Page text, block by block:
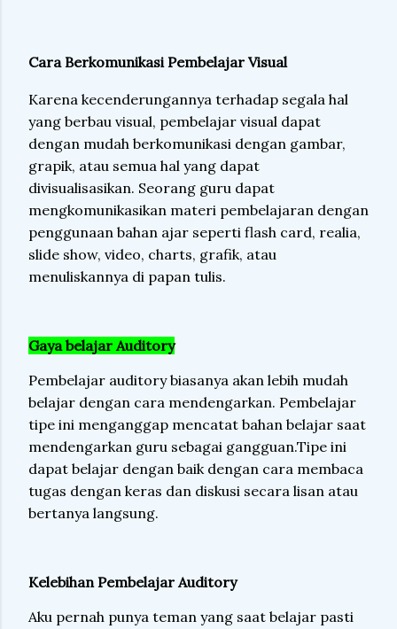
Cara Berkomunikasi Pembelajar Visual
Karena kecenderungannya terhadap segala hal
yang berbau visual, pembelajar visual dapat
dengan mudah berkomunikasi dengan gambar,
grapik, atau semua hal yang dapat
divisualisasikan. Seorang guru dapat
mengkomunikasikan materi pembelajaran dengan
penggunaan bahan ajar seperti flash card, realia,
slide show, video, charts, grafik, atau
menuliskannya di papan tulis.
Gaya belajar Auditory
Pembelajar auditory biasanya akan lebih mudah
belajar dengan cara mendengarkan. Pembelajar
tipe ini menganggap mencatat bahan belajar saat
mendengarkan guru sebagai gangguan.Tipe ini
dapat belajar dengan baik dengan cara membaca
tugas dengan keras dan diskusi secara lisan atau
bertanya langsung.
Kelebihan Pembelajar Auditory
Aku pernah punya teman yang saat belajar pasti